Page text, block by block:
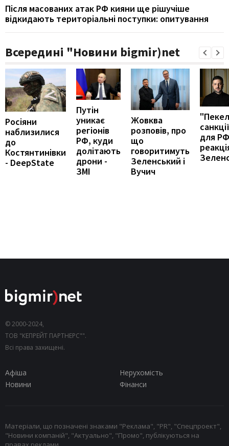
Після масованих атак РФ кияни ще рішучіше
відкидають територіальні поступки: опитування
Всередині "Новини bigmir)net
Росіяни
наблизилися
до
Костянтинівки
- DeepState
Путін
уникає
регіонів
РФ, куди
долітають
дрони -
ЗМІ
Жовква
розповів, про
що
говоритимуть
Зеленський і
Вучич
для
© 2000-2024,
ТОВ "КЕПРЕЙТ ПАРТНЕРС"".
Всі права захищені.
Афіша
Нерухомість
Новини
Фінанси
Матеріали, що позначені знаками "Реклама", "PR", "Спецпроект",
"Новини компаній", "Актуально", "Промо", публікуються на